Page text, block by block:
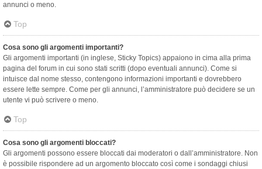
annunci o meno.
Top
Cosa sono gli argomenti importanti?
Gli argomenti importanti (in inglese, Sticky Topics) appaiono in cima alla prima
pagina del forum in cui sono stati scritti (dopo eventuali annunci). Come si
intuisce dal nome stesso, contengono informazioni importanti e dovrebbero
essere lette sempre. Come per gli annunci, l’amministratore può decidere se un
utente vi può scrivere o meno.
Top
Cosa sono gli argomenti bloccati?
Gli argomenti possono essere bloccati dai moderatori o dall’amministratore. Non
è possibile rispondere ad un argomento bloccato così come i sondaggi chiusi